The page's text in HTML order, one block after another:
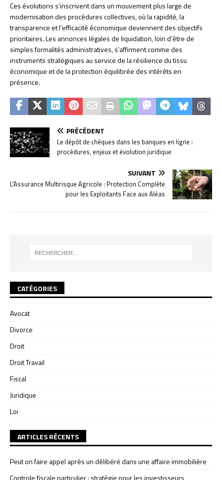
Ces évolutions s’inscrivent dans un mouvement plus large de
modernisation des procédures collectives, où la rapidité, la
transparence et l’efficacité économique deviennent des objectifs
prioritaires. Les annonces légales de liquidation, loin d’être de
simples formalités administratives, s’affirment comme des
instruments stratégiques au service de la résilience du tissu
économique et de la protection équilibrée des intérêts en
présence.
PRÉCÉDENT
Le dépôt de chèques dans les banques en ligne :
procédures, enjeux et évolution juridique
SUIVANT
L’Assurance Multirisque Agricole : Protection Complète
pour les Exploitants Face aux Aléas
CATÉGORIES
Avocat
Divorce
Droit
Droit Travail
Fiscal
Juridique
Loi
ARTICLES RÉCENTS
Peut on faire appel après un délibéré dans une affaire immobilière
Controle fiscale particulier : stratégie pour les investisseurs